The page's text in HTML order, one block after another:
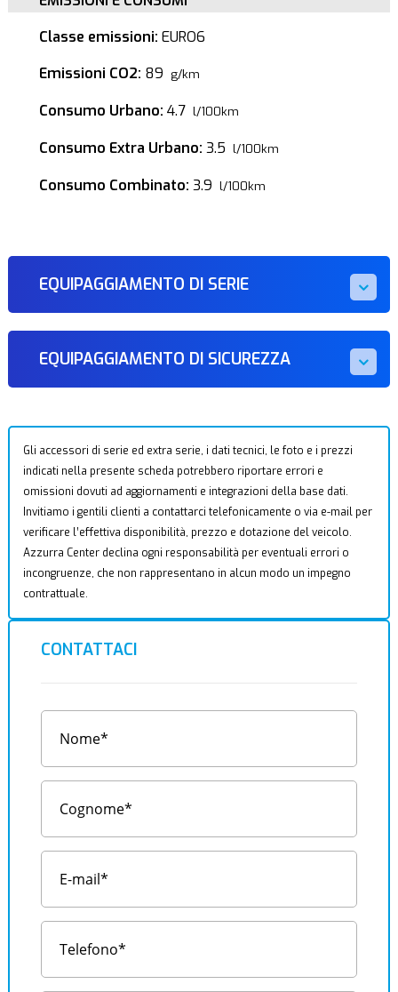
Classe emissioni: EURO6
Emissioni CO2: 89 g/km
Consumo Urbano: 4.7 l/100km
Consumo Extra Urbano: 3.5 l/100km
Consumo Combinato: 3.9 l/100km
EQUIPAGGIAMENTO DI SERIE
EQUIPAGGIAMENTO DI SICUREZZA
Gli accessori di serie ed extra serie, i dati tecnici, le foto e i prezzi
indicati nella presente scheda potrebbero riportare errori e
omissioni dovuti ad aggiornamenti e integrazioni della base dati.
Invitiamo i gentili clienti a contattarci telefonicamente o via e-mail per
verificare l’effettiva disponibilità, prezzo e dotazione del veicolo.
Azzurra Center declina ogni responsabilità per eventuali errori o
incongruenze, che non rappresentano in alcun modo un impegno
contrattuale.
CONTATTACI